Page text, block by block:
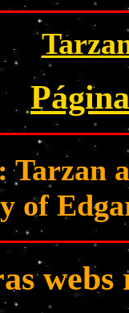
of
webs